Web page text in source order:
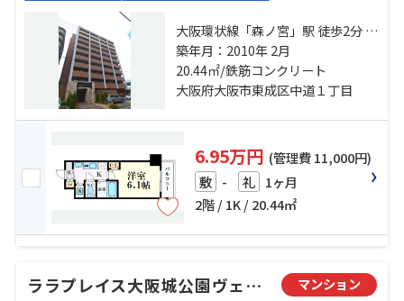
大阪環状線「森ノ宮」駅 徒歩2分 地
下鉄中央線「森ノ宮」駅 徒歩2分 大
阪環状線「玉造」駅 徒歩10分
築年月：2010年 2月
20.44㎡/鉄筋コンクリート
大阪府大阪市東成区中道１丁目
6.95万円 (管理費 11,000円)
敷 - 礼 1ヶ月
2階 / 1K / 20.44㎡
ララプレイス大阪城公園ヴェルデ マンション